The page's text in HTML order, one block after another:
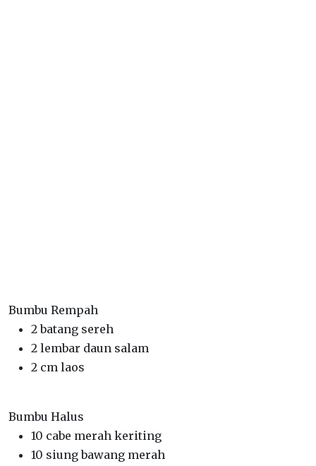
Bumbu Rempah
2 batang sereh
2 lembar daun salam
2 cm laos
Bumbu Halus
10 cabe merah keriting
10 siung bawang merah